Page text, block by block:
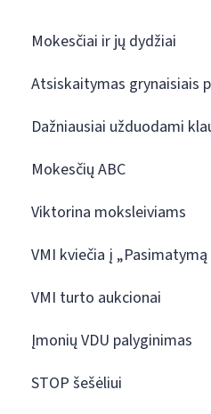
Mokesčiai ir jų dydžiai
Atsiskaitymas grynaisiais
Dažniausiai užduodami
Mokesčių ABC
Viktorina moksleiviams
VMI kviečia į
VMI turto aukcionai
Įmonių VDU palyginimas
STOP šešėliui